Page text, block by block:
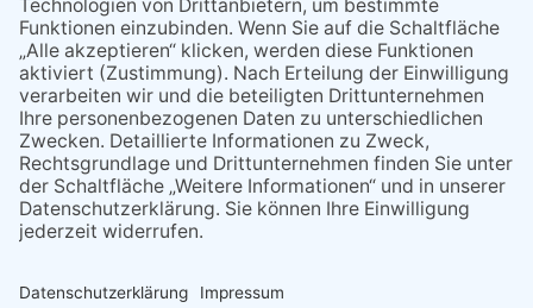
11.03.2026
"Plakatverbot für überregionale
Demos"
04.02.2026
Gelbe Tonne – Ein kleiner Blick
über den Tellerand
04.02.2026
Plastikersparnis durch Nutzung
von Gelber Tonne statt Säcken